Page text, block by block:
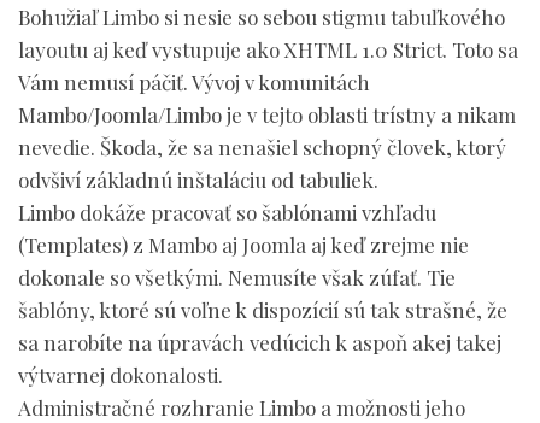
Bohužiaľ Limbo si nesie so sebou stigmu tabuľkového
layoutu aj keď vystupuje ako XHTML 1.0 Strict. Toto sa
Vám nemusí páčiť. Vývoj v komunitách
Mambo/Joomla/Limbo je v tejto oblasti trístny a nikam
nevedie. Škoda, že sa nenašiel schopný človek, ktorý
odvšiví základnú inštaláciu od tabuliek.
Limbo dokáže pracovať so šablónami vzhľadu
(Templates) z Mambo aj Joomla aj keď zrejme nie
dokonale so všetkými. Nemusíte však zúfať. Tie
šablóny, ktoré sú voľne k dispozícií sú tak strašné, že
sa narobíte na úpravách vedúcich k aspoň akej takej
výtvarnej dokonalosti.
Administračné rozhranie Limbo a možnosti jeho